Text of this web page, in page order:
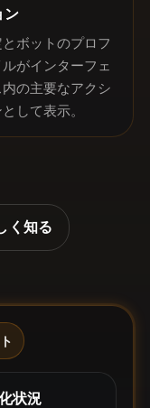
ン
ボットのプロフ
ルがインターフェ
の主要なアクシ
して表示。
知る
状況